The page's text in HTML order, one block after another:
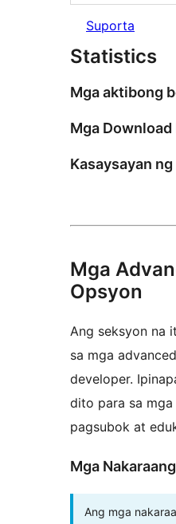
Suporta
Statistics
Mga aktibong
Mga
Kasaysayan
Mga
Opsyon
Ang seksyon na
sa mga
developer.
dito para sa mga
pagsubok at
Mga
Ang mga